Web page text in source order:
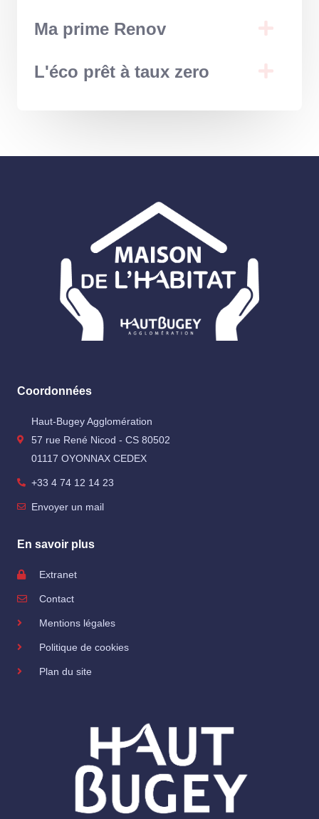
Ma prime Renov
L'éco prêt à taux zero
Coordonnées
Haut-Bugey Agglomération
57 rue René Nicod - CS 80502
01117 OYONNAX CEDEX
+33 4 74 12 14 23
Envoyer un mail
En savoir plus
Extranet
Contact
Mentions légales
Politique de cookies
Plan du site